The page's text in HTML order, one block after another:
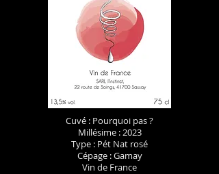
Cuvé : Pourquoi pas ?
Millésime : 2023
Type : Pét Nat rosé
Cépage : Gamay
Vin de France​